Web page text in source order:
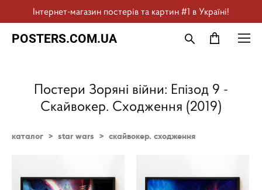
Інтернет-магазин постерів та картин #1 в Україні!
POSTERS.COM.UA
Постери Зоряні війни: Епізод 9 -
Скайвокер. Сходження (2019)
каталог > star wars > скайвокер. сходження